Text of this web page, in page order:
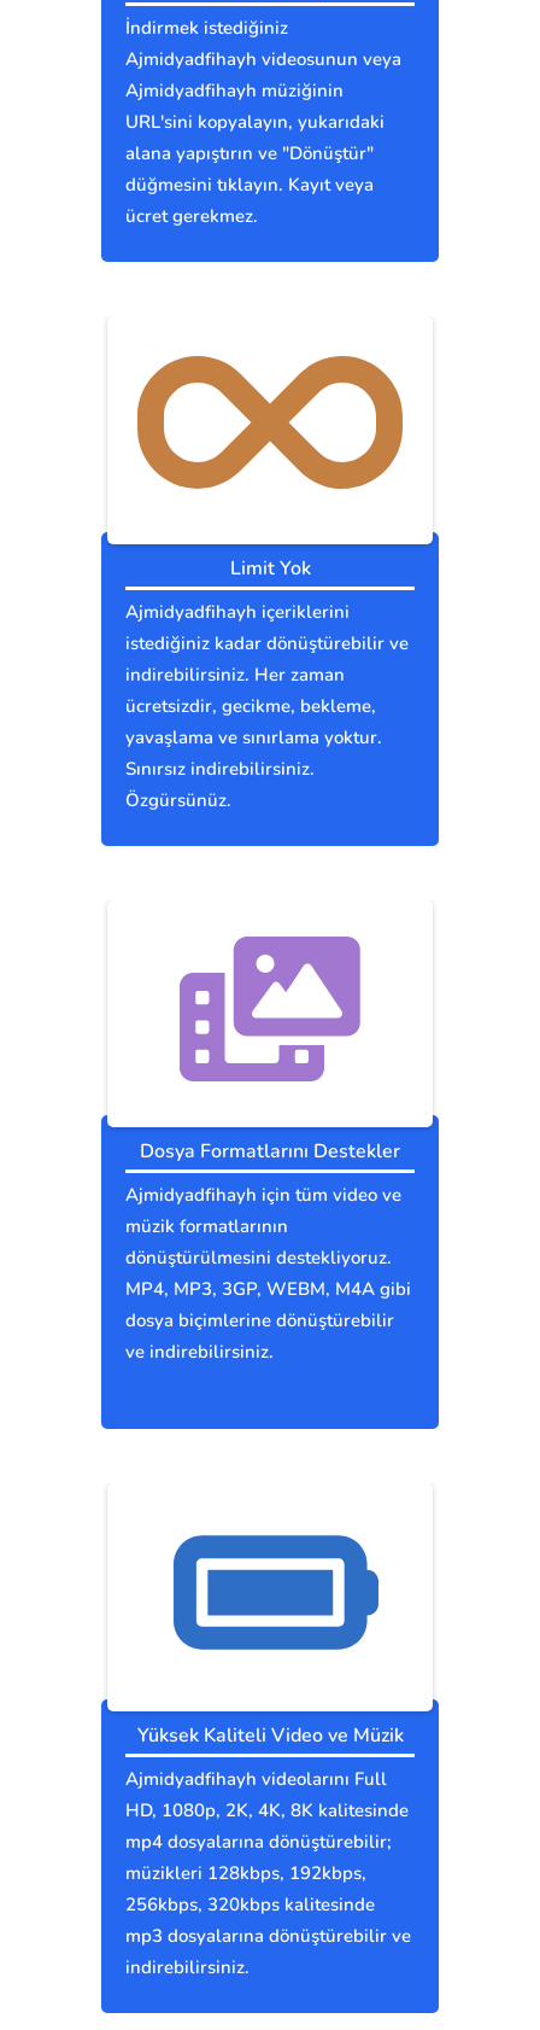
İndirmek istediğiniz
Ajmidyadfihayh videosunun veya
Ajmidyadfihayh müziğinin
URL'sini kopyalayın, yukarıdaki
alana yapıştırın ve "Dönüştür"
düğmesini tıklayın. Kayıt veya
ücret gerekmez.
Limit Yok
Ajmidyadfihayh içeriklerini
istediğiniz kadar dönüştürebilir ve
indirebilirsiniz. Her zaman
ücretsizdir, gecikme, bekleme,
yavaşlama ve sınırlama yoktur.
Sınırsız indirebilirsiniz.
Özgürsünüz.
Dosya Formatlarını Destekler
Ajmidyadfihayh için tüm video ve
müzik formatlarının
dönüştürülmesini destekliyoruz.
MP4, MP3, 3GP, WEBM, M4A gibi
dosya biçimlerine dönüştürebilir
ve indirebilirsiniz.
Yüksek Kaliteli Video ve Müzik
Ajmidyadfihayh videolarını Full
HD, 1080p, 2K, 4K, 8K kalitesinde
mp4 dosyalarına dönüştürebilir;
müzikleri 128kbps, 192kbps,
256kbps, 320kbps kalitesinde
mp3 dosyalarına dönüştürebilir ve
indirebilirsiniz.